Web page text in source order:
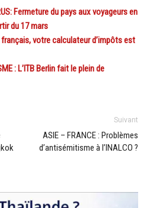
Fermeture du pays aux voyageurs en
du 17 mars
français, votre calculateur d’impôts est
: L’ITB Berlin fait le plein de
Suivant
ASIE – FRANCE : Problèmes
d’antisémitisme à l’INALCO ?